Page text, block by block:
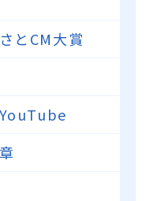
とCM大賞